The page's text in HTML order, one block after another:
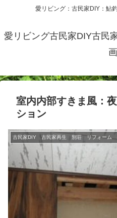
愛リビング：古民家DIY：鮎
愛リビング古民家DIY古民
画
室内内部すきま風：
ション
古民家DIY 古民家再生 別荘 リフォーム